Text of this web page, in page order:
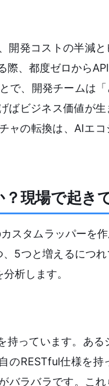
開発コストの半減
、都度ゼロから
で、開発チームは
ばビジネス価値が
ャの転換は、AIエ
現場で起き
スタムラッパーを
5つと増えるにつ
析します。
持っています。あ
のRESTful仕様を
バラバラです。こ